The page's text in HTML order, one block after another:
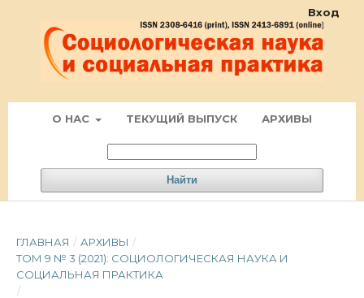
О НАС ТЕКУЩИЙ ВЫПУСК АРХИВЫ
Найти
Вход
ГЛАВНАЯ / АРХИВЫ /
ТОМ 9 № 3 (2021): СОЦИОЛОГИЧЕСКАЯ НАУКА И
СОЦИАЛЬНАЯ ПРАКТИКА
/